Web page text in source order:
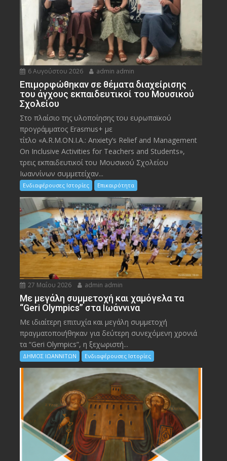
6 Αυγούστου 2026 admin admin
Eπιμορφώθηκαν σε θέματα διαχείρισης
του άγχους εκπαιδευτικοί του Μουσικού
Σχολείου
Στο πλαίσιο της υλοποίησης του ευρωπαϊκού
προγράμματος Erasmus+ με
τίτλο «A.R.M.ON.I.A.: Anxiety’s Relief and Management
On Inclusive Activities for Teachers and Students»,
τρεις εκπαιδευτικοί του Μουσικού Σχολείου
Ιωαννίνων συμμετείχαν...
Ενδιαφέρουσες Ιστορίες Επικαιρότητα
27 Μαΐου 2026 admin admin
Με μεγάλη συμμετοχή και χαμόγελα τα
“Geri Olympics” στα Ιωάννινα
Με ιδιαίτερη επιτυχία και μεγάλη συμμετοχή
πραγματοποιήθηκαν για δεύτερη συνεχόμενη χρονιά
τα “Geri Olympics”, η ξεχωριστή...
ΔΗΜΟΣ ΙΩΑΝΝΙΤΩΝ Ενδιαφέρουσες Ιστορίες